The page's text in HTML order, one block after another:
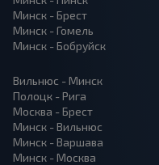
Минск - Брест
Минск - Гомель
Минск - Бобруйск
Вильнюс - Минск
Полоцк - Рига
Москва - Брест
Минск - Вильнюс
Минск - Варшава
Минск - Москва